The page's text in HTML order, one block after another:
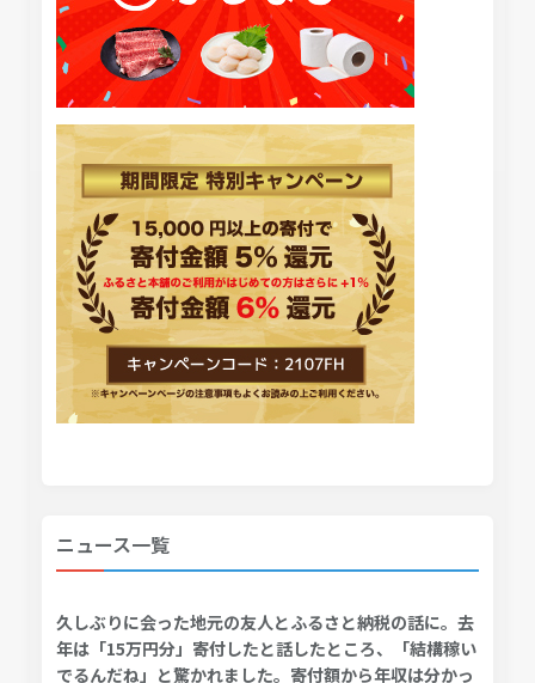
ニュース一覧
久しぶりに会った地元の友人とふるさと納税の話に。去
年は「15万円分」寄付したと話したところ、「結構稼い
でるんだね」と驚かれました。寄付額から年収は分かっ